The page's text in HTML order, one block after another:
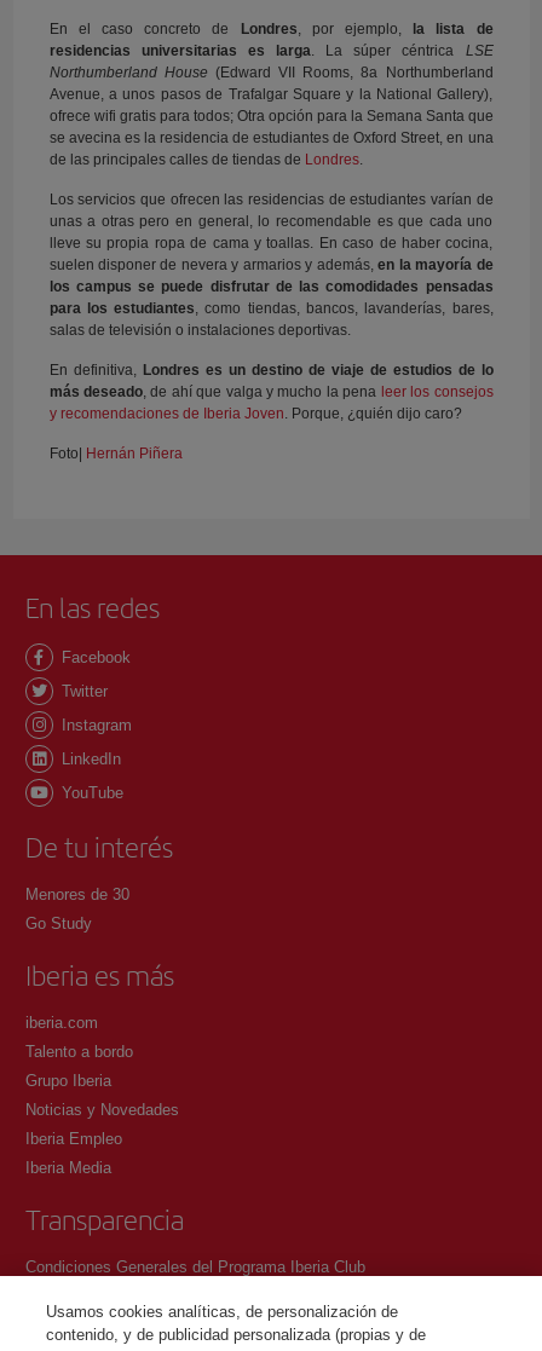
En el caso concreto de Londres, por ejemplo,
la lista de
residencias universitarias es larga. La súper céntrica LSE
Northumberland House (Edward VII Rooms, 8a Northumberland
Avenue, a unos pasos de Trafalgar Square y la National Gallery),
ofrece wifi gratis para todos; Otra opción para la Semana Santa que
se avecina es la residencia de estudiantes de Oxford Street, en una
de las principales calles de tiendas de Londres.
Los servicios que ofrecen las residencias de estudiantes varían de
unas a otras pero en general, lo recomendable es que cada uno
lleve su propia ropa de cama y toallas. En caso de haber cocina,
suelen disponer de nevera y armarios y además,en la mayoría de
los campus se puede disfrutar de las comodidades pensadas
para los estudiantes, como tiendas, bancos, lavanderías, bares,
salas de televisión o instalaciones deportivas.
En definitiva, Londres es un destino de viaje de estudios de lo
más deseado, de ahí que valga y mucho la pena leer los consejos
y recomendaciones de Iberia Joven. Porque, ¿quién dijo caro?
Foto| Hernán Piñera
En las redes
Facebook
Twitter
Instagram
LinkedIn
YouTube
De tu interés
Menores de 30
Go Study
Iberia es más
iberia.com
Talento a bordo
Grupo Iberia
Noticias y Novedades
Iberia Empleo
Iberia Media
Transparencia
Condiciones Generales del Programa Iberia Club
Política de protección de datos personales
Usamos cookies analíticas, de personalización de
contenido, y de publicidad personalizada (propias y de